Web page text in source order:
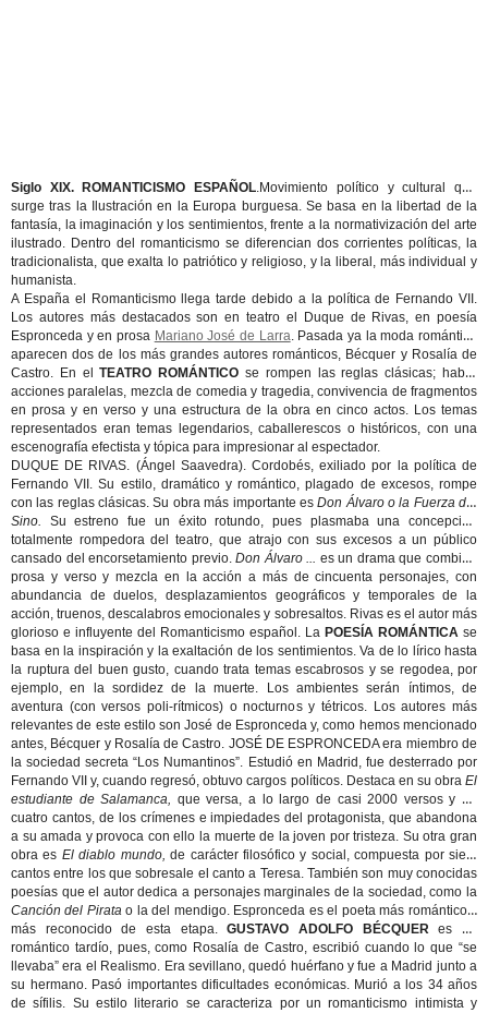
Siglo XIX. ROMANTICISMO ESPAÑOL.Movimiento político y cultural que
surge tras la Ilustración en la Europa burguesa. Se basa en la libertad de la
fantasía, la imaginación y los sentimientos, frente a la normativización del arte
ilustrado. Dentro del romanticismo se diferencian dos corrientes políticas, la
tradicionalista, que exalta lo patriótico y religioso, y la liberal, más individual y
humanista.
A España el Romanticismo llega tarde debido a la política de Fernando VII.
Los autores más destacados son en teatro el Duque de Rivas, en poesía
Espronceda y en prosa Mariano José de Larra. Pasada ya la moda romántica
aparecen dos de los más grandes autores románticos, Bécquer y Rosalía de
Castro. En elTEATRO ROMÁNTICO se rompen las reglas clásicas; habrá
acciones paralelas, mezcla de comedia y tragedia, convivencia de fragmentos
en prosa y en verso y una estructura de la obra en cinco actos. Los temas
representados eran temas legendarios, caballerescos o históricos, con una
escenografía efectista y tópica para impresionar al espectador.
DUQUE DE RIVAS. (Ángel Saavedra). Cordobés, exiliado por la política de
Fernando VII. Su estilo, dramático y romántico, plagado de excesos, rompe
con las reglas clásicas. Su obra más importante esDon Álvaro o la Fuerza del
Sino. Su estreno fue un éxito rotundo, pues plasmaba una concepción
totalmente rompedora del teatro, que atrajo con sus excesos a un público
cansado del encorsetamiento previo.Don Álvaro ... es un drama que combina
prosa y verso y mezcla en la acción a más de cincuenta personajes, con
abundancia de duelos, desplazamientos geográficos y temporales de la
acción, truenos, descalabros emocionales y sobresaltos. Rivas es el autor más
glorioso e influyente del Romanticismo español. La POESÍA ROMÁNTICA se
basa en la inspiración y la exaltación de los sentimientos. Va de lo lírico hasta
la ruptura del buen gusto, cuando trata temas escabrosos y se regodea, por
ejemplo, en la sordidez de la muerte. Los ambientes serán íntimos, de
aventura (con versos poli-rítmicos) o nocturnos y tétricos. Los autores más
relevantes de este estilo son José de Espronceda y, como hemos mencionado
antes, Bécquer y Rosalía de Castro. JOSÉ DE ESPRONCEDA era miembro de
la sociedad secreta “Los Numantinos”. Estudió en Madrid, fue desterrado por
Fernando VII y, cuando regresó, obtuvo cargos políticos. Destaca en su obra El
estudiante de Salamanca, que versa, a lo largo de casi 2000 versos y en
cuatro cantos, de los crímenes e impiedades del protagonista, que abandona
a su amada y provoca con ello la muerte de la joven por tristeza. Su otra gran
obra es El diablo mundo,de carácter filosófico y social, compuesta por siete
cantos entre los que sobresale el canto a Teresa. También son muy conocidas
poesías que el autor dedica a personajes marginales de la sociedad, como la
Canción del Piratao la del mendigo. Espronceda es el poeta más romántico y
más reconocido de esta etapa.GUSTAVO ADOLFO BÉCQUERes un
romántico tardío, pues, como Rosalía de Castro, escribió cuando lo que “se
llevaba” era el Realismo. Era sevillano, quedó huérfano y fue a Madrid junto a
su hermano. Pasó importantes dificultades económicas. Murió a los 34 años
de sífilis. Su estilo literario se caracteriza por un romanticismo intimista y